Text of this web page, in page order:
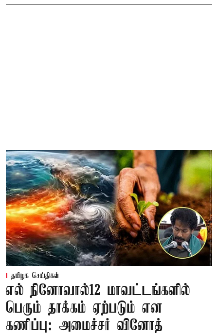
தமிழக செய்திகள்
எல் நினோவால்12 மாவட்டங்களில்
பெரும் தாக்கம் ஏற்படும் என
கணிப்பு: அமைச்சர் வினோத்